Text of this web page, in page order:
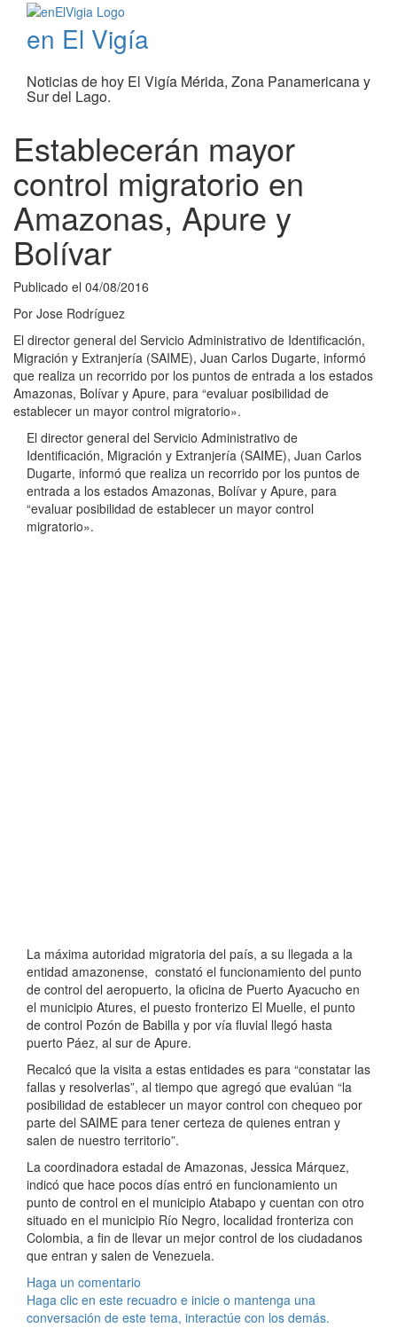
en El Vigía
Noticias de hoy El Vigía Mérida, Zona Panamericana y
Sur del Lago.
Establecerán mayor
control migratorio en
Amazonas, Apure y
Bolívar
Publicado el 04/08/2016
Por Jose Rodríguez
El director general del Servicio Administrativo de Identificación,
Migración y Extranjería (SAIME), Juan Carlos Dugarte, informó
que realiza un recorrido por los puntos de entrada a los estados
Amazonas, Bolívar y Apure, para “evaluar posibilidad de
establecer un mayor control migratorio».
El director general del Servicio Administrativo de
Identificación, Migración y Extranjería (SAIME), Juan Carlos
Dugarte, informó que realiza un recorrido por los puntos de
entrada a los estados Amazonas, Bolívar y Apure, para
“evaluar posibilidad de establecer un mayor control
migratorio».
La máxima autoridad migratoria del país, a su llegada a la
entidad amazonense, constató el funcionamiento del punto
de control del aeropuerto, la oficina de Puerto Ayacucho en
el municipio Atures, el puesto fronterizo El Muelle, el punto
de control Pozón de Babilla y por vía fluvial llegó hasta
puerto Páez, al sur de Apure.
Recalcó que la visita a estas entidades es para “constatar las
fallas y resolverlas”, al tiempo que agregó que evalúan “la
posibilidad de establecer un mayor control con chequeo por
parte del SAIME para tener certeza de quienes entran y
salen de nuestro territorio”.
La coordinadora estadal de Amazonas, Jessica Márquez,
indicó que hace pocos días entró en funcionamiento un
punto de control en el municipio Atabapo y cuentan con otro
situado en el municipio Río Negro, localidad fronteriza con
Colombia, a fin de llevar un mejor control de los ciudadanos
que entran y salen de Venezuela.
Haga un comentario
Haga clic en este recuadro e inicie o mantenga una
conversación de este tema, interactúe con los demás.